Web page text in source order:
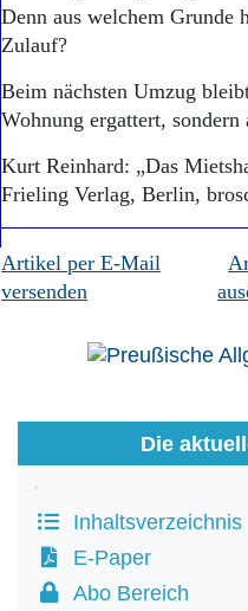
Denn aus welchem Grunde
Zulauf?
Beim nächsten Umzug
Wohnung ergattert,
Kurt Reinhard: „Das
Frieling Verlag, Berlin,
Artikel per E-Mail
versenden
Die
Inhaltsverzeichnis
E-Paper
Abo Bereich